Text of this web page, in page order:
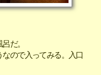
だ。
ので入ってみる。入口